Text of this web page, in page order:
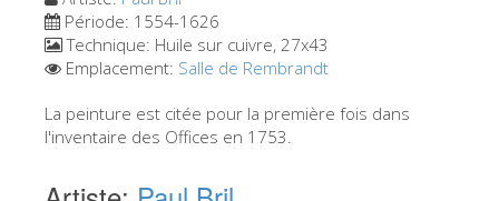
Explorer la Galerie
Réserver
Visite virtuelle
Les Oeuvres
Les Salles
Période: 1554-1626
Technique: Huile sur cuivre, 27x43
Emplacement: Salle de Rembrandt
La peinture est citée pour la première fois dans
l'inventaire des Offices en 1753.